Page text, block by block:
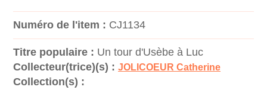
Numéro de l'item : CJ1134
Titre populaire : Un tour d'Usèbe à Luc
Collecteur(trice)(s) : JOLICOEUR Catherine
Collection(s) :